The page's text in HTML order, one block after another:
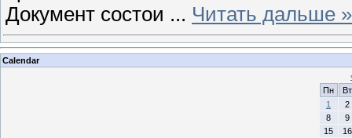
Документ состои ... Читать дальше »
Calendar
Пн
Вт
1
2
8
9
15
16